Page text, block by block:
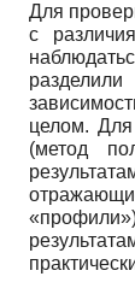
Для
с
целом.
(метод